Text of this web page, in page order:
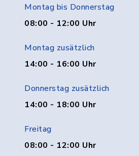
Montag bis Donnerstag
08:00 - 12:00 Uhr
Montag zusätzlich
14:00 - 16:00 Uhr
Donnerstag zusätzlich
14:00 - 18:00 Uhr
Freitag
08:00 - 12:00 Uhr